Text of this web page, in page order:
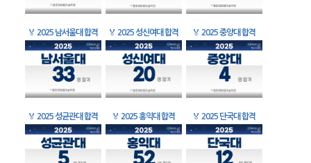
🏅 2025 남서울대 합격 🏅 2025 성신여대 합격 🏅 2025 중앙대 합격
🏅 2025 성균관대 합격 🏅 2025 홍익대 합격 🏅 2025 단국대 합격